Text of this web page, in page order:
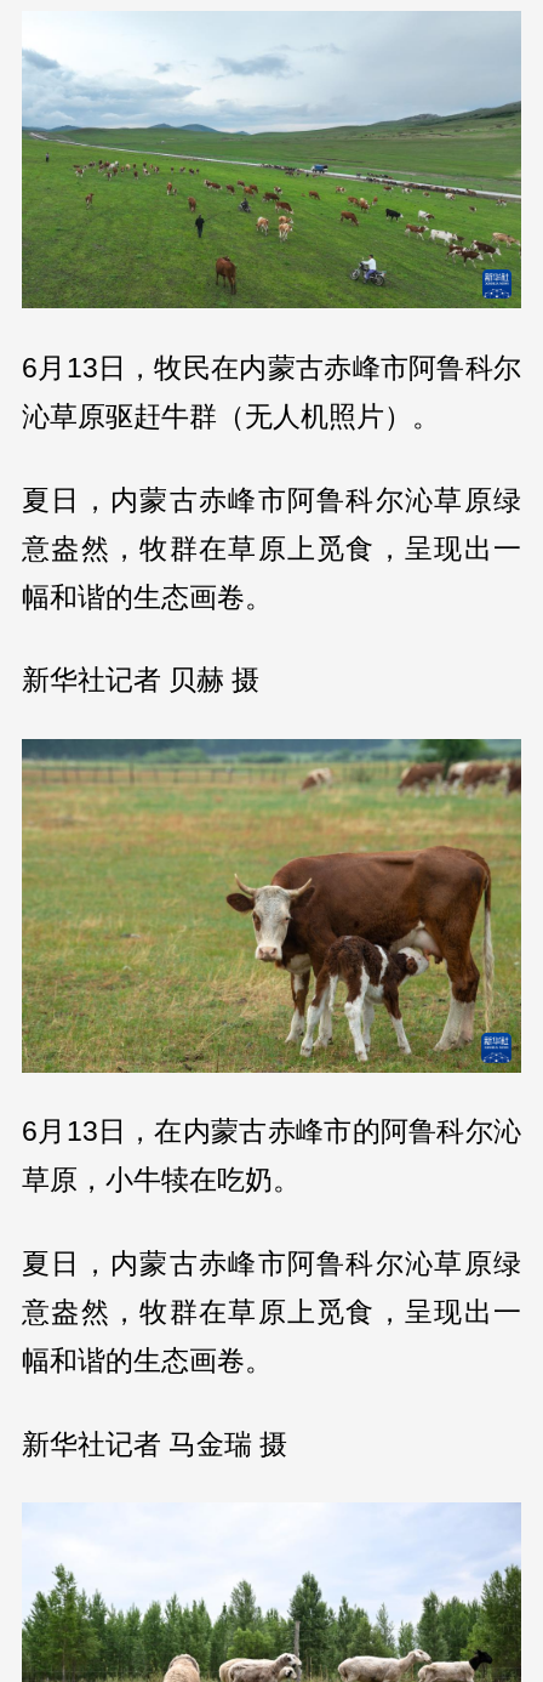
6月13日，牧民在内蒙古赤峰市阿鲁科尔
沁草原驱赶牛群（无人机照片）。
夏日，内蒙古赤峰市阿鲁科尔沁草原绿
意盎然，牧群在草原上觅食，呈现出一
幅和谐的生态画卷。
新华社记者 贝赫 摄
6月13日，在内蒙古赤峰市的阿鲁科尔沁
草原，小牛犊在吃奶。
夏日，内蒙古赤峰市阿鲁科尔沁草原绿
意盎然，牧群在草原上觅食，呈现出一
幅和谐的生态画卷。
新华社记者 马金瑞 摄